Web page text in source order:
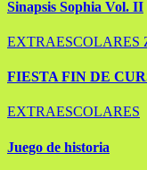
Sinapsis Sophia Vol. II
EXTRAESCOLARES
FIESTA FIN DE
EXTRAESCOLARES
Juego de historia